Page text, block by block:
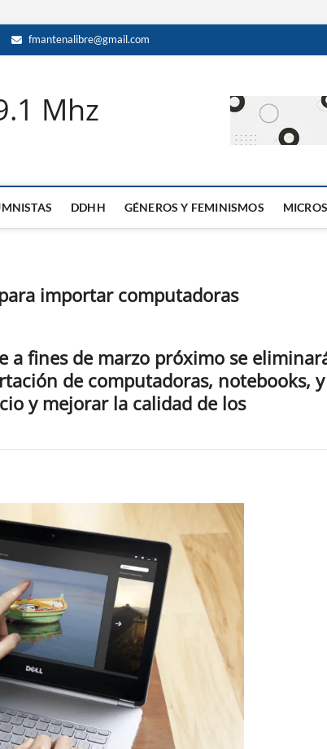
fmantenalibre@gmail.com
Mhz
DDHH GÉNEROS Y FEMINISMOS
importar computadoras
a fines de marzo próximo se
de computadoras, notebooks, y
y mejorar la calidad de los